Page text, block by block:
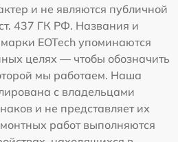
и не являются публичной
437 ГК РФ. Названия и
EOTech упоминаются
целях — чтобы обозначить
мы работаем. Наша
с владельцами
и не представляет их
работ выполняются